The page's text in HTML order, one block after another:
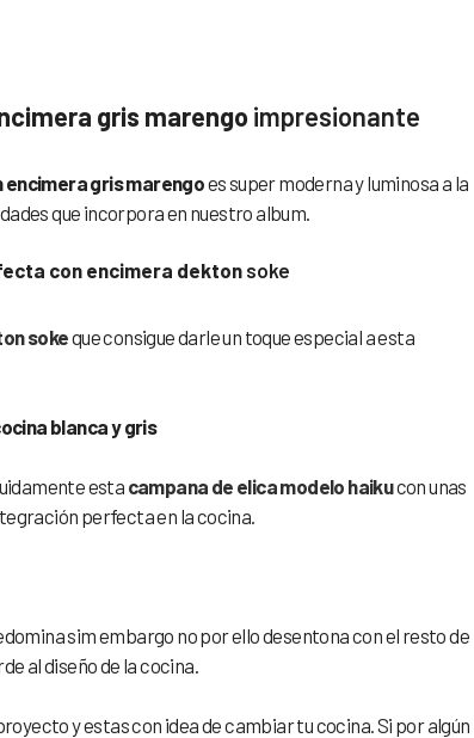
gris marengo impresionante
encimera gris marengoes super moderna y luminosa a la
que incorpora en nuestro album.
con encimera dekton soke
sokeque consigue darle un toque especial a esta
blanca y gris
esta campana de elica modelo haikucon unas
perfecta en la cocina.
sim embargo no por ello desentona con el resto de
al diseño de la cocina.
y estas con idea de cambiar tu cocina. Si por algún